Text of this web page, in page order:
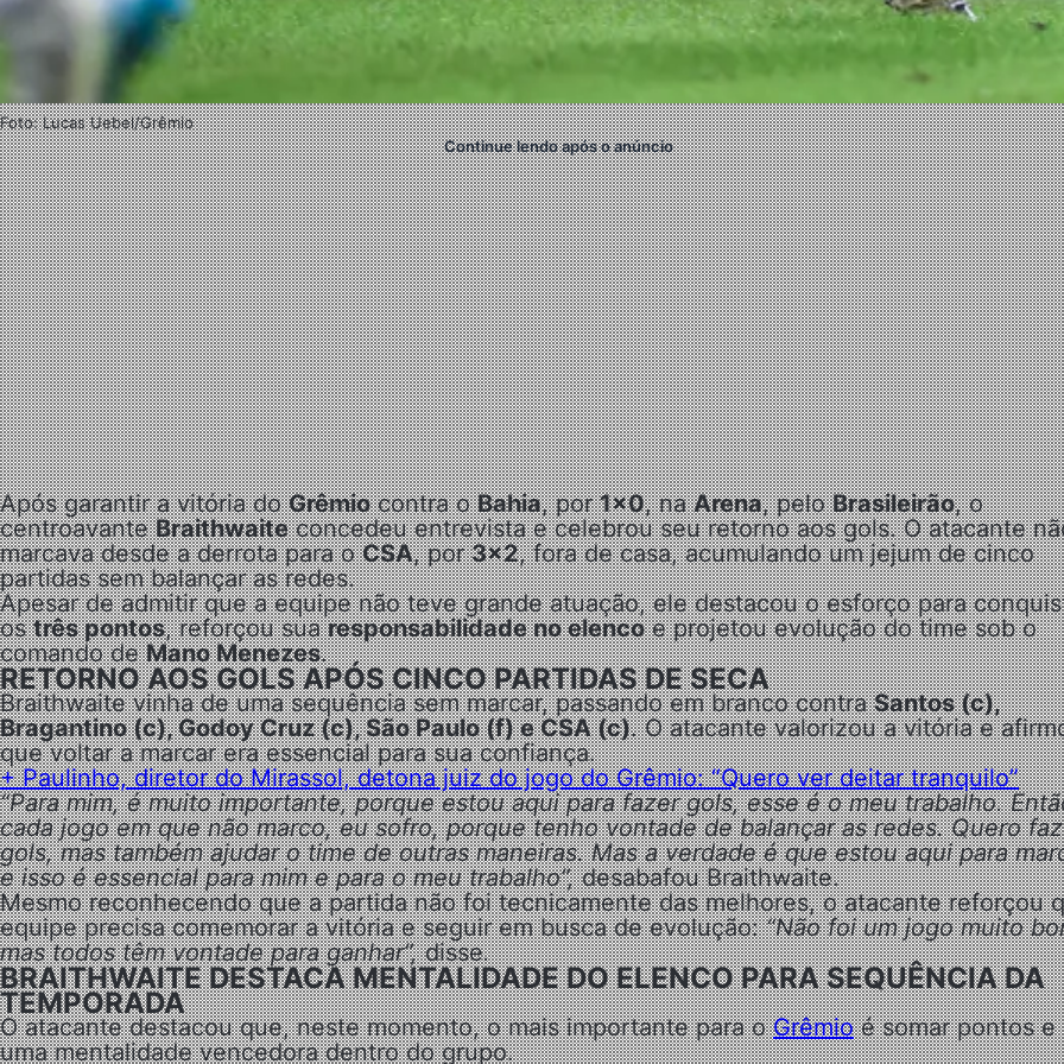
Foto: Lucas Uebel/Grêmio
Continue lendo após o anúncio
Após garantir a vitória doGrêmiocontra oBahia, por1×0, naArena, peloBrasileirão, o
centroavanteBraithwaiteconcedeu entrevista e celebrou seu retorno aos gols. O atacante
marcava desde a derrota para oCSA, por3×2, fora de casa, acumulando um jejum de cinco
partidas sem balançar as redes.
Apesar de admitir que a equipe não teve grande atuação, ele destacou o esforço para
ostrês pontos, reforçou suaresponsabilidade no elencoe projetou evolução do time sob o
comando deMano Menezes.
RETORNO AOS GOLS APÓS CINCO PARTIDAS DE SECA
Braithwaite vinha de uma sequência sem marcar, passando em branco contraSantos (c),
Bragantino (c), Godoy Cruz (c), São Paulo (f) e CSA (c). O atacante valorizou a vitória e
que voltar a marcar era essencial para sua confiança.
+ Paulinho, diretor do Mirassol, detona juiz do jogo do Grêmio: “Quero ver deitar tranquilo”
“Para mim, é muito importante, porque estou aqui para fazer gols, esse é o meu trabalho.
cada jogo em que não marco, eu sofro, porque tenho vontade de balançar as redes. Quero
gols, mas também ajudar o time de outras maneiras. Mas a verdade é que estou aqui para
e isso é essencial para mim e para o meu trabalho”,desabafou Braithwaite.
Mesmo reconhecendo que a partida não foi tecnicamente das melhores, o atacante reforçou
equipe precisa comemorar a vitória e seguir em busca de evolução:“Não foi um jogo muito
mas todos têm vontade para ganhar”,disse.
BRAITHWAITE DESTACA MENTALIDADE DO ELENCO PARA SEQUÊNCIA DA
TEMPORADA
O atacante destacou que, neste momento, o mais importante para oGrêmioé somar pontos e
uma mentalidade vencedora dentro do grupo.